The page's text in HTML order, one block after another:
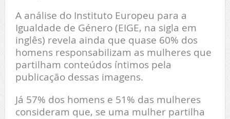
A análise do Instituto Europeu para a
Igualdade de Género (EIGE, na sigla em
inglês) revela ainda que quase 60% dos
homens responsabilizam as mulheres que
partilham conteúdos íntimos pela
publicação dessas imagens.
Já 57% dos homens e 51% das mulheres
consideram que, se uma mulher partilha